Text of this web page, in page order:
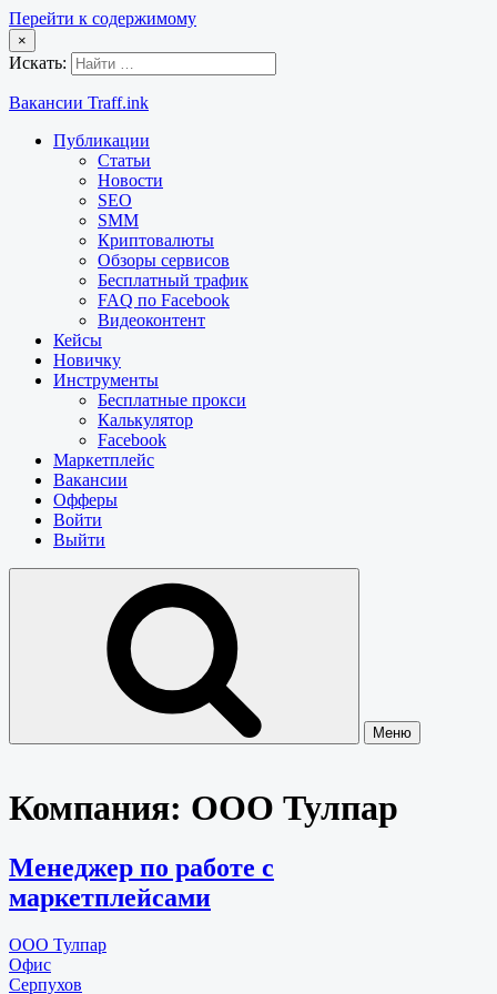
Перейти к содержимому
×
Искать:
Вакансии Traff.ink
Публикации
Статьи
Новости
SEO
SMM
Криптовалюты
Обзоры сервисов
Бесплатный трафик
FAQ по Facebook
Видеоконтент
Кейсы
Новичку
Инструменты
Бесплатные прокси
Калькулятор
Facebook
Маркетплейс
Вакансии
Офферы
Войти
Выйти
Меню
Компания: ООО Тулпар
Менеджер по работе с
маркетплейсами
ООО Тулпар
Офис
Серпухов